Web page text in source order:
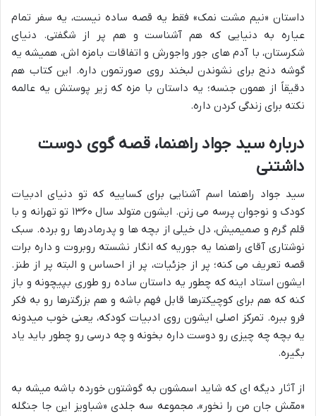
داستان «نیم مشت نمک» فقط یه قصه ساده نیست، یه سفر تمام
عیاره به دنیایی که هم آشناست و هم پر از شگفتی. دنیای
شکرستان، با آدم های جور واجورش و اتفاقات بامزه اش، همیشه یه
گوشه دنج برای نشوندن لبخند روی صورتمون داره. این کتاب هم
دقیقاً از همون جنسه؛ یه داستان با مزه که زیر پوستش یه عالمه
نکته برای زندگی کردن داره.
درباره سید جواد راهنما، قصه گوی دوست
داشتنی
سید جواد راهنما اسم آشنایی برای کساییه که تو دنیای ادبیات
کودک و نوجوان پرسه می زنن. ایشون متولد سال ۱۳۶۰ تو تهرانه و با
قلم گرم و صمیمیش، دل خیلی از بچه ها و پدرمادرها رو برده. سبک
نوشتاری آقای راهنما یه جوریه که انگار نشسته روبروت و داره برات
قصه تعریف می کنه؛ پر از جزئیات، پر از احساس و البته پر از طنز.
ایشون استاد اینه که چطور یه داستان ساده رو طوری بپیچونه و باز
کنه که هم برای کوچیکترها قابل فهم باشه و هم بزرگترها رو به فکر
فرو ببره. تمرکز اصلی ایشون روی ادبیات کودکه، یعنی خوب میدونه
یه بچه چه چیزی رو دوست داره بخونه و چه درسی رو چطور باید یاد
بگیره.
از آثار دیگه ای که شاید اسمشون به گوشتون خورده باشه میشه به
«ممّش جان من را نخور»، مجموعه سه جلدی «شباویز این جا جنگله